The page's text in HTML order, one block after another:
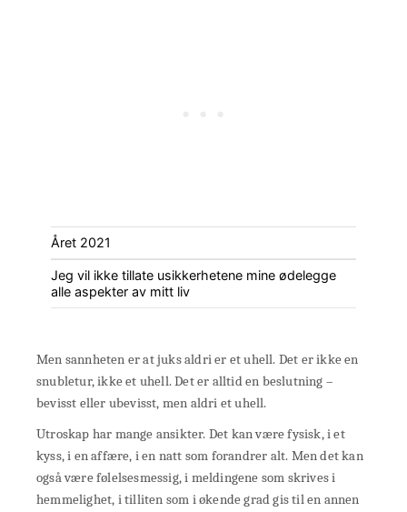
Året 2021
Jeg vil ikke tillate usikkerhetene mine ødelegge
alle aspekter av mitt liv
Men sannheten er at juks aldri er et uhell. Det er ikke en
snubletur, ikke et uhell. Det er alltid en beslutning –
bevisst eller ubevisst, men aldri et uhell.
Utroskap har mange ansikter. Det kan være fysisk, i et
kyss, i en affære, i en natt som forandrer alt. Men det kan
også være følelsesmessig, i meldingene som skrives i
hemmelighet, i tilliten som i økende grad gis til en annen